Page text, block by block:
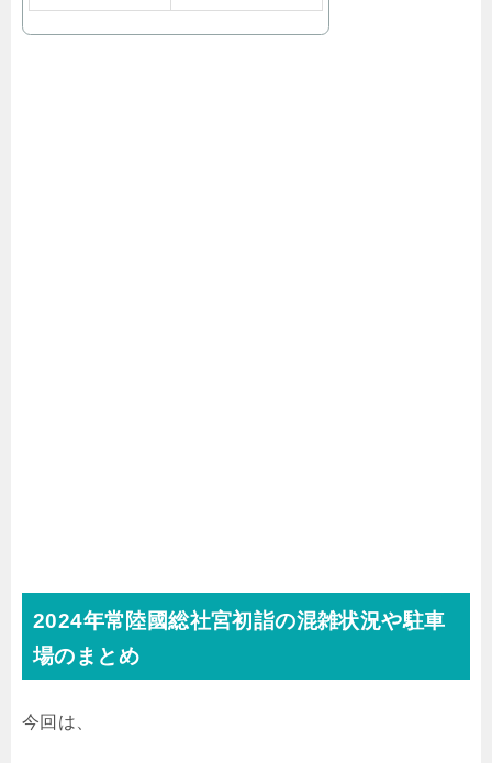
2024年常陸國総社宮初詣の混雑状況や駐車
場のまとめ
今回は、